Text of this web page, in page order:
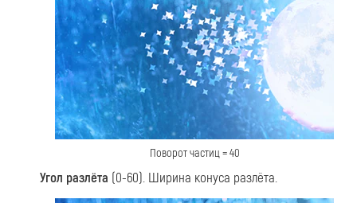
Поворот частиц = 40
Угол разлёта (0-60). Ширина конуса разлёта.